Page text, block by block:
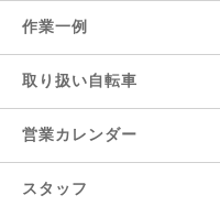
作業一例
取り扱い自転車
営業カレンダー
スタッフ